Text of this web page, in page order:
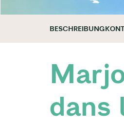
BESCHREIBUNG
dans